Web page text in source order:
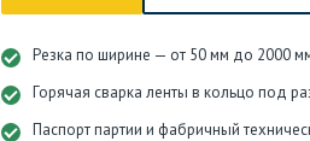
Резка по ширине — от 50 мм до 2000
Горячая сварка ленты в кольцо под
Паспорт партии и фабричный